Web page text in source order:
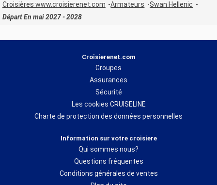
Croisières www.croisierenet.com Armateurs
Swan Hellenic
Départ En mai 2027 - 2028
Croisierenet.com
Groupes
Assurances
Sécurité
Les cookies CRUISELINE
Charte de protection des données personnelles
Information sur votre croisiere
Qui sommes nous?
Questions fréquentes
Conditions générales de ventes